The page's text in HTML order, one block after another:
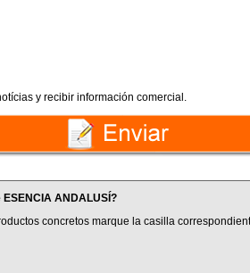
y recibir información comercial.
ANDALUSÍ?
concretos marque la casilla